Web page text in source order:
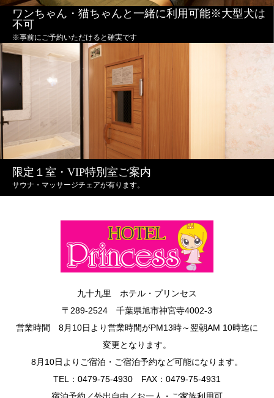
ワンちゃん・猫ちゃんと一緒に利用可能※大型犬は
不可
※事前にご予約いただけると確実です
限定１室・VIP特別室ご案内
サウナ・マッサージチェアが有ります。
九十九里 ホテル・プリンセス
〒289-2524 千葉県旭市神宮寺4002-3
営業時間 8月10日より営業時間がPM13時～翌朝AM 10時迄に
変更となります。
8月10日よりご宿泊・ご宿泊予約など可能になります。
TEL：0479‐75‐4930 FAX：0479‐75‐4931